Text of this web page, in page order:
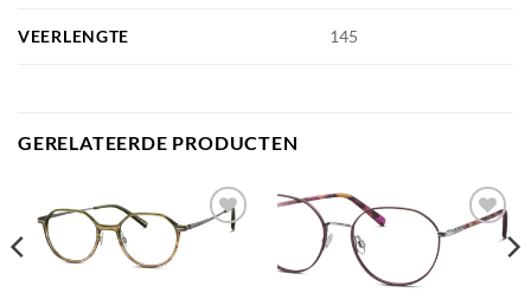
VEERLENGTE 145
GERELATEERDE PRODUCTEN
Toevoegen
Toevoegen